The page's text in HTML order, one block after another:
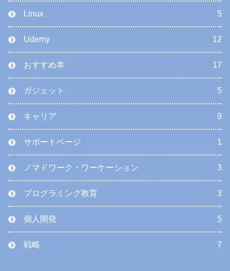
Linux 5
Udemy 12
おすすめ本 17
ガジェット 5
キャリア 9
サポートページ 1
ノマドワーク・ワーケーション 3
プログラミング教育 3
個人開発 5
戦略 7